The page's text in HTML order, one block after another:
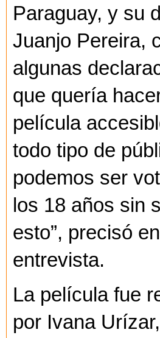
Paraguay, y su
Juanjo Pereira,
algunas
que quería
película
todo tipo de
podemos ser
los 18 años sin
esto”, precisó
entrevista.
La película fue
por Ivana